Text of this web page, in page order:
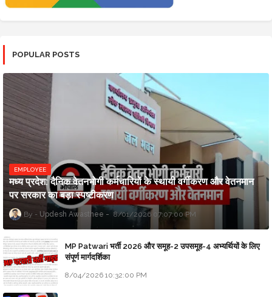
POPULAR POSTS
EMPLOYEE
मध्य प्रदेश: दैनिक वेतनभोगी कर्मचारियों के स्थायी वर्गीकरण और वेतनमान
पर सरकार का बड़ा स्पष्टीकरण
Updesh Awasthee 8/01/2026 07:07:00 PM
MP Patwari भर्ती 2026 और समूह-2 उपसमूह-4 अभ्यर्थियों के लिए
संपूर्ण मार्गदर्शिका
8/04/2026 10:32:00 PM